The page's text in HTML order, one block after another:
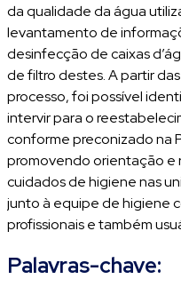
da qualidade da água
levantamento de
desinfecção de caixas
de filtro destes. A partir
processo, foi possível
intervir para o
conforme preconizado na
promovendo orientação e
cuidados de higiene nas
junto à equipe de higiene
profissionais e também
Palavras-chave: